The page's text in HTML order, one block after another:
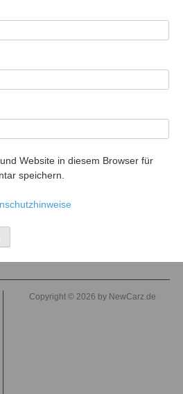
Website in diesem Browser für
speichern.
Copyright © 2026 by NewCarz.de